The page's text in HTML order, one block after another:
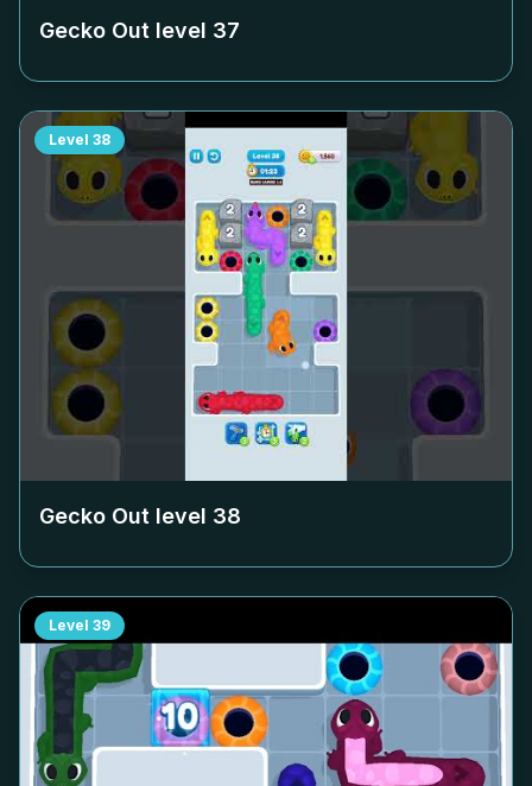
Gecko Out level 37
Level 38
Gecko Out level 38
Level 39